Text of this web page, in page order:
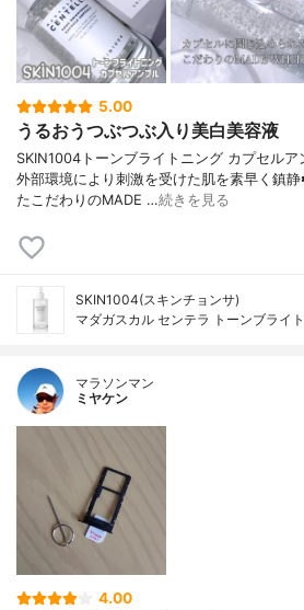
5.00
うるおうつぶつぶ入り美白美容液
SKIN1004トーンブライトニング カプセル
外部環境により刺激を受けた肌を素早く鎮
たこだわりのMADE …続きを見る
SKIN1004(スキンチョンサ)
マダガスカル センテラ トーンブライ
マラソンマン
ミヤケン
4.00